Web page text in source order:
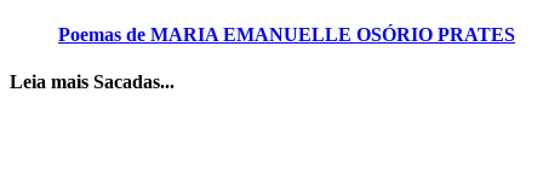
Poemas de MARIA EMANUELLE OSÓRIO PRATES
Leia mais Sacadas...